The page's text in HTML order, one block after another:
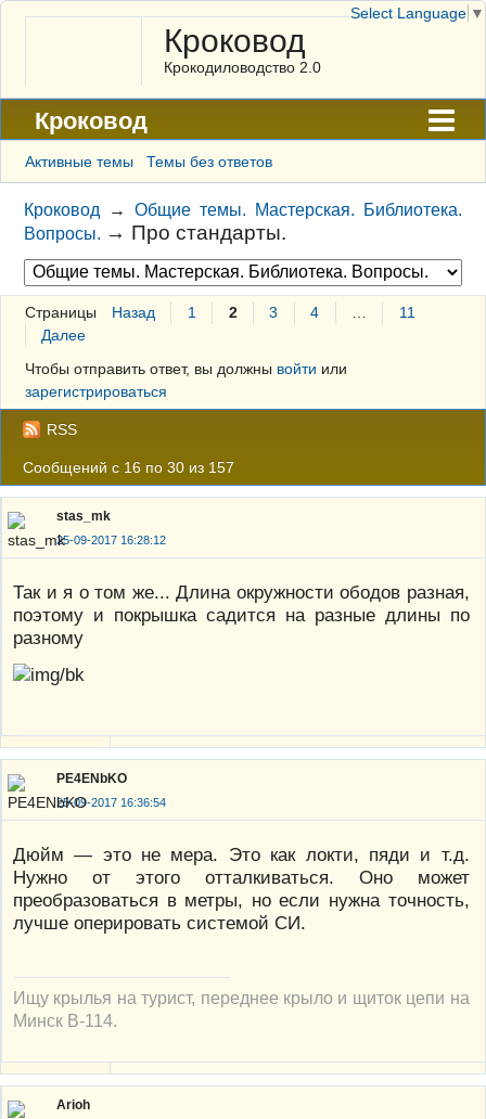
Кроковод
Крокодиловодство 2.0
Кроковод
Форум
Архив
ГАЛЕРЕЯ
Правила
Поиск
Регистрация
Вход
Активные темы Темы без ответов
Кроковод →Общие темы. Мастерская. Библиотека.
Вопросы. → Про стандарты.
Страницы Назад 1 2 3 4
11
Далее
Чтобы отправить ответ, вы должны войти или
зарегистрироваться
RSS
Сообщений с 16 по 30 из 157
stas_mk
25-09-2017 16:28:12
Так и я о том же... Длина окружности ободов разная,
поэтому и покрышка садится на разные длины по
разному
PE4ENbKO
25-09-2017 16:36:54
Дюйм — это не мера. Это как локти, пяди и т.д.
Нужно от этого отталкиваться. Оно может
преобразоваться в метры, но если нужна точность,
лучше оперировать системой СИ.
Ищу крылья на турист, переднее крыло и щиток цепи на
Минск В-114.
Arioh
Select Language ▼